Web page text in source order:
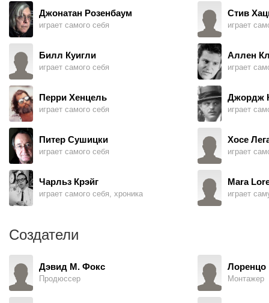
Джонатан Розенбаум
играет самого себя
Билл Куигли
играет самого себя
Перри Хенцель
играет самого себя
Питер Сушицки
играет самого себя
Чарльз Крэйг
играет самого себя, хроника
Стив
играет
Аллен
играет
Джордж
играет
Хосе
играет
Mara
играет
Создатели
Дэвид М. Фокс
Продюссер
Лоренцо
Монтажер